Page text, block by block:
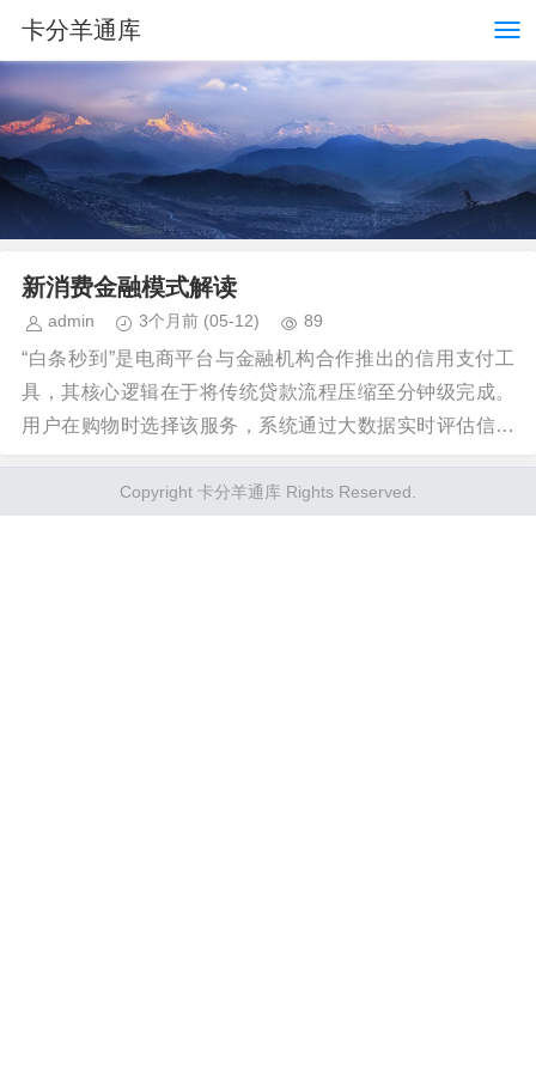
卡分羊通库
新消费金融模式解读
admin 3个月前 (05-12) 89
“白条秒到”是电商平台与金融机构合作推出的信用支付工
具，其核心逻辑在于将传统贷款流程压缩至分钟级完成。
用户在购物时选择该服务，系统通过大数据实时评估信用
Copyright 卡分羊通库 Rights Reserved.